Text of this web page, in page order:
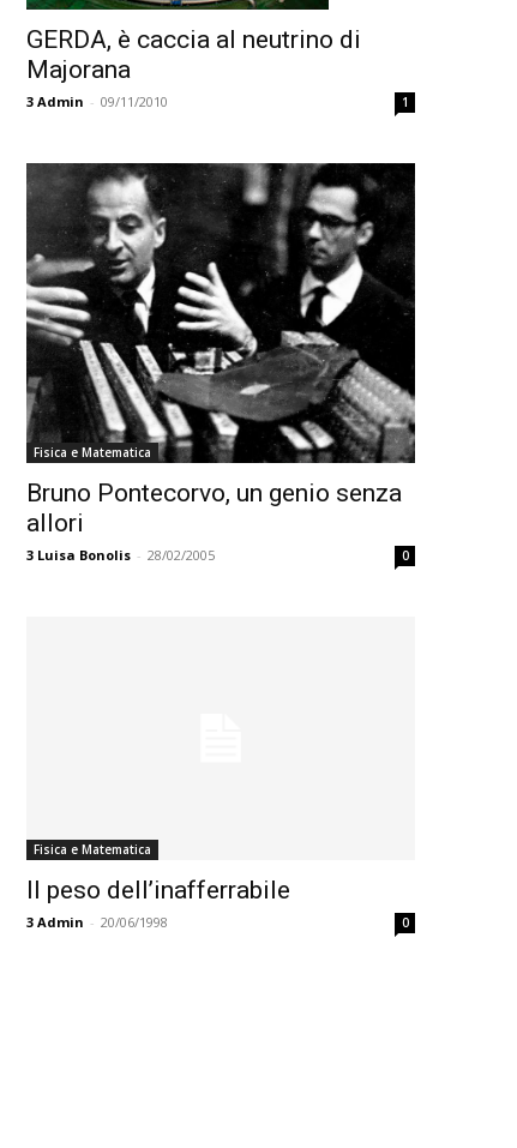
GERDA, è caccia al neutrino di
Majorana
3 Admin - 09/11/2010 1
Fisica e Matematica
Bruno Pontecorvo, un genio senza
allori
3 Luisa Bonolis - 28/02/2005 0
Fisica e Matematica
Il peso dell’inafferrabile
3 Admin - 20/06/1998 0